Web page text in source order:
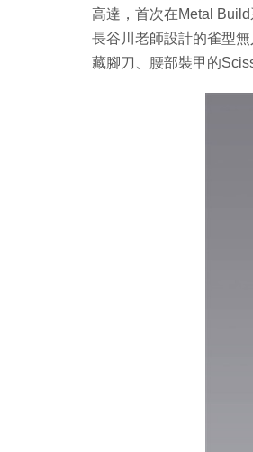
高達，首次在Metal
長谷川老師設計的雀型
藏腳刀、腰部裝甲的